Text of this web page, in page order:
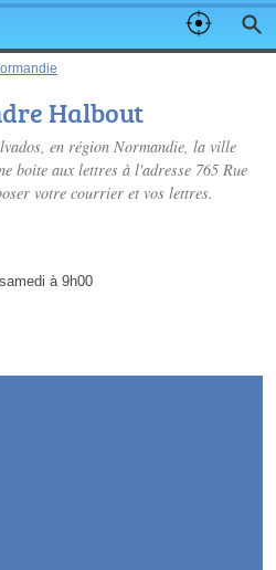
Halbout
en région Normandie, la ville
boite aux lettres à l'adresse 765 Rue
votre courrier et vos lettres.
à 9h00